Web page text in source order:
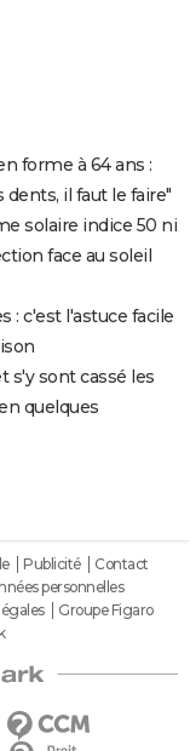
forme à 64 ans :
il faut le faire"
solaire indice 50 ni
face au soleil
: c'est l'astuce facile
s'y sont cassé les
quelques
Publicité
Contact
personnelles
Groupe Figaro